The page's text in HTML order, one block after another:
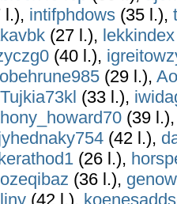
l.), intifphdows (35 l.),
(27 l.), lekkindex
(40 l.),
(29 l.),
Tujkia73kl (33 l.),
(39
(42 l.),
(26 l.),
ozeqibaz (36 l.),
(42 l.),